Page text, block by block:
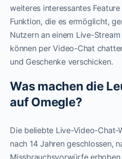
weiteres interessantes
Funktion, die es ermöglicht,
Nutzern an einem Live-
können per Video-Chat
und Geschenke verschicken.
Was machen die
auf Omegle?
Die beliebte Live-Video-Chat-
nach 14 Jahren geschlossen,
Missbrauchsvorwürfe